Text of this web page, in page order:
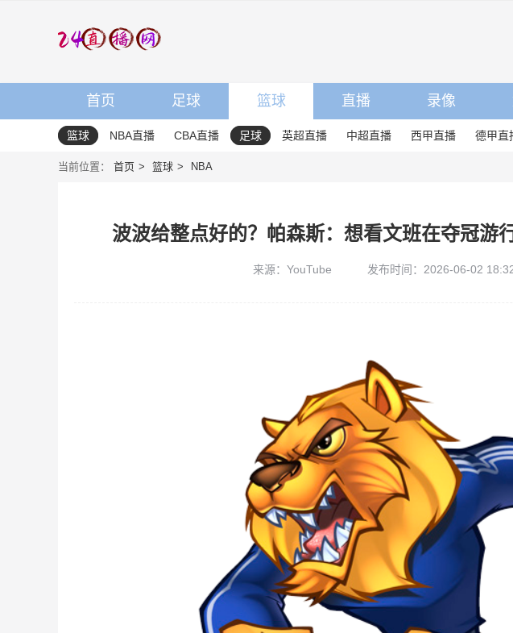
首页 足球 篮球 直播 录像
篮球 NBA直播 CBA直播 足球 英超直播 中超直播 西甲直播 德甲直
当前位置： 首页 篮球 NBA
波波给整点好的？帕森斯：想看文班在夺冠游
来源：YouTube 发布时间：2026-06-02